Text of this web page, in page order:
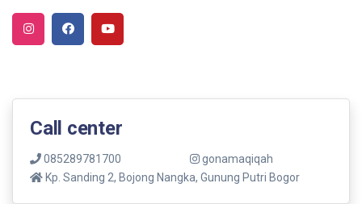
Call center
085289781700
gonamaqiqah
Kp. Sanding 2, Bojong Nangka, Gunung Putri Bogor